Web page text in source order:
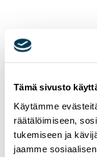
Tämä sivusto
Käytämme
räätälöimiseen,
tukemiseen ja
jaamme